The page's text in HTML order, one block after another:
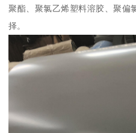
聚酯、聚氯乙烯塑料溶胶、聚偏
择。